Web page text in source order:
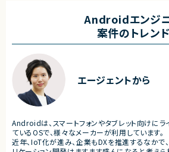
・詳細設計書、テスト仕様書等のドキュメント
・成果物レビューおよび品質管理
・開発メンバーへの技術支援、進捗管理
■体制
・少人数体制でのプロジェクト推進
・クライアントおよび開発メンバーとのコミュ
ニケーションあり
■募集背景
プロジェクト拡大に伴う増員募集
Androidエンジ
案件のトレンド
エージェントから
Androidは、スマートフォンやタブレット向けに
ているOSで、様々なメーカーが利用しています。
近年、IoT化が進み、企業もDXを推進するなか